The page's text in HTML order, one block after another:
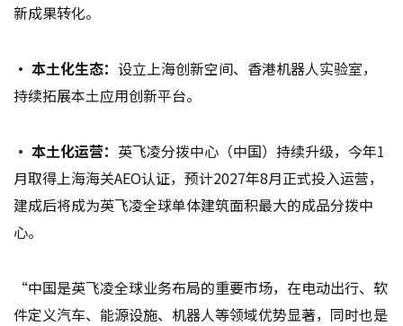
新成果转化。
• 本土化生态：设立上海创新空间、香港机器人实验室，
持续拓展本土应用创新平台。
• 本土化运营： 英飞凌分拨中心（中国）持续升级，今年1
月取得上海海关AEO认证，预计2027年8月正式投入运营，
建成后将成为英飞凌全球单体建筑面积最大的成品分拨中
心。
“中国是英飞凌全球业务布局的重要市场，在电动出行、软
件定义汽车、能源设施、机器人等领域优势显著，同时也是